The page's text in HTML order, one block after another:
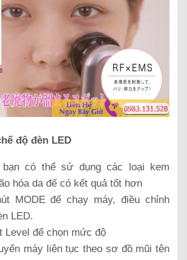
độ đèn LED
có thể sử dụng các loại kem
hóa da để có kết quả tốt hơn
MODE để chạy máy, điều chỉnh
LED.
Level để chọn mức độ
máy liên tục theo sơ đồ mũi tên